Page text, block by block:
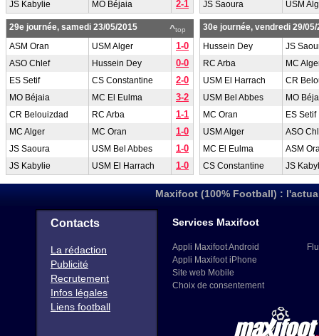
JS Kabylie MO Béjaia 2-1
JS Saoura
USM
^top
29e journée, samedi 23/05/2015
ASM Oran
USM Alger 1-0
ASO Chlef Hussein Dey 0-0
ES Setif CS Constantine 2-0
MO Béjaia MC El Eulma 3-2
CR Belouizdad RC Arba 1-1
MC Alger MC Oran 1-0
JS Saoura USM Bel Abbes 1-0
JS Kabylie USM El Harrach 1-0
30e journée, vendredi 29/05/
Hussein Dey
JS
RC Arba
MC
USM El Harrach
CR
USM Bel Abbes
MO
MC Oran
ES Setif
USM Alger
ASO
MC El Eulma
ASM
CS Constantine
JS
Maxifoot (100% Football) :
Contacts
La rédaction
Publicité
Recrutement
Infos légales
Liens football
Services Maxifoot
Appli Maxifoot Android
Appli Maxifoot iPhone
Site web Mobile
Choix de consentement